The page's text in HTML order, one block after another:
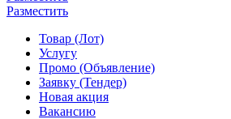
Разместить
Товар (Лот)
Услугу
Промо (Объявление)
Заявку (Тендер)
Новая акция
Вакансию